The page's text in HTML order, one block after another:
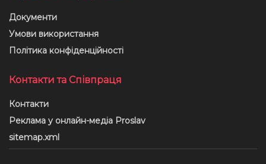
Документи
Умови використання
Політика конфіденційності
Контакти та Співпраця
Контакти
Реклама у онлайн-медіа Proslav
sitemap.xml